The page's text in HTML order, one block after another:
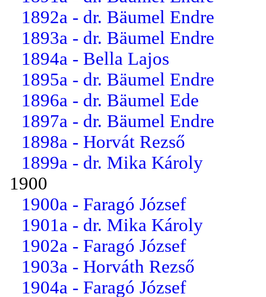
1892a - dr. Bäumel Endre
1893a - dr. Bäumel Endre
1894a - Bella Lajos
1895a - dr. Bäumel Endre
1896a - dr. Bäumel Ede
1897a - dr. Bäumel Endre
1898a - Horvát Rezső
1899a - dr. Mika Károly
1900
1900a - Faragó József
1901a - dr. Mika Károly
1902a - Faragó József
1903a - Horváth Rezső
1904a - Faragó József